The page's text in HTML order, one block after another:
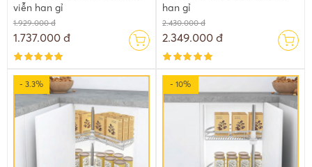
viễn han gỉ
1.929.000 đ
1.737.000 đ
han gỉ
2.430.000 đ
2.349.000 đ
- 3.3% - 10%